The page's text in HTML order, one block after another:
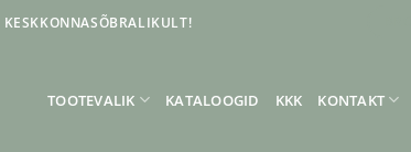
TOOTEVALIK KATALOOGID KKK KONTAKT